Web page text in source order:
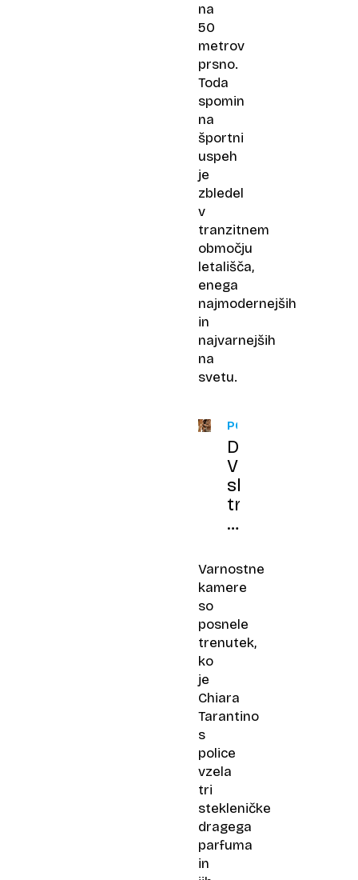
na
50
metrov
prsno.
Toda
spomin
na
športni
uspeh
je
zbledel
v
tranzitnem
območju
letališča,
enega
najmodernejših
in
najvarnejših
na
svetu.
POGLOBLJENO
Draginja?
V
slovenskih
trgovinah
tatovi
kradejo
že
neverjetne
reči
Varnostne
kamere
so
posnele
trenutek,
ko
je
Chiara
Tarantino
s
police
vzela
tri
stekleničke
dragega
parfuma
in